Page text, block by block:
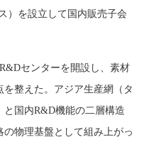
）を設立して国内販売子会
センターを開設し、素材
整えた。アジア生産網（タ
国内R&D機能の二層構造
物理基盤として組み上がっ